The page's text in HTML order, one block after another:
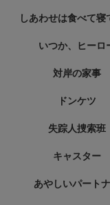
しあわせは食べて寝
いつか、ヒーロ
対岸の家事
ドンケツ
失踪人捜索班
キャスター
あやしいパート